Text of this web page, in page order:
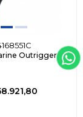
Outrigger